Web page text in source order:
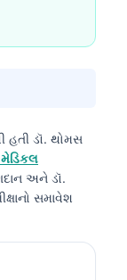
હતી ડૉ. થોમસ
અને ડૉ.
સમાવેશ